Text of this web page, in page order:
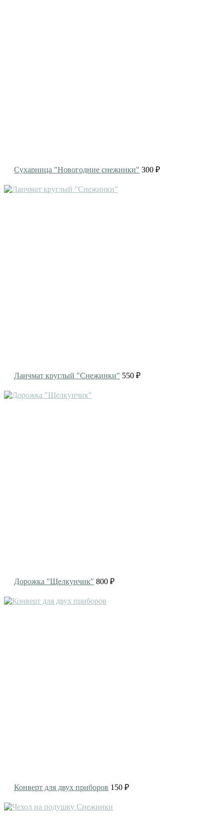
Сухарница "Новогодние снежинки" 300 ₽
Ланчмат круглый "Снежинки" 550 ₽
Дорожка "Щелкунчик" 800 ₽
Конверт для двух приборов 150 ₽